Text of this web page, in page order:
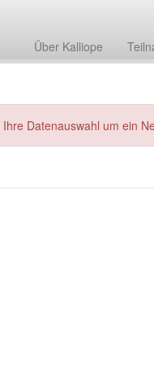
Über Kalliope
Datenauswahl um ein